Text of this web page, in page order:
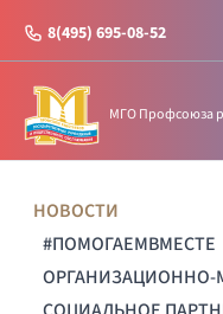
8(495) 695-08-52
МГО Профсоюза
НОВОСТИ
#ПОМОГАЕМВМЕСТЕ
ОРГАНИЗАЦИОННО-